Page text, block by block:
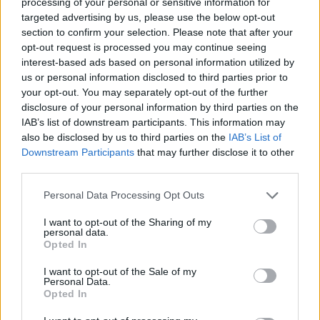
targeted advertising by us, please use the below opt-out
section to confirm your selection. Please note that after your
opt-out request is processed you may continue seeing
interest-based ads based on personal information utilized by
us or personal information disclosed to third parties prior to
your opt-out. You may separately opt-out of the further
disclosure of your personal information by third parties on the
IAB’s list of downstream participants. This information may
also be disclosed by us to third parties on the IAB’s List of
Downstream Participants that may further disclose it to other
Personal Data Processing Opt Outs
I want to opt-out of the Sharing of my
personal data.
Opted In
I want to opt-out of the Sale of my
Personal Data.
Opted In
για τους νέους του 6ου Συστήματος
Αεροπροσκόπων Ακροπόλεως
ΑΣΤΥΝΟΜΙΑ
Μπλόκο σε πλαστές κάρτες
ασύλου στο λιμάνι της
Μυτιλήνης
Συνελήφθησαν ένας 25χρονος και
τέσσερις 16χρονοι – Τα πλαστά
έγγραφα προορίζονταν, σύμφωνα
ανηλίκων από τη Λέσβο
Χρώματα από τον βυθό
πλημμύρισαν την Αγιάσο
Παιδιά όλων των ηλικιών
στο εικαστικό εργαστήρι του
Αναγνωστηρίου «Η Ανάπτυξη»